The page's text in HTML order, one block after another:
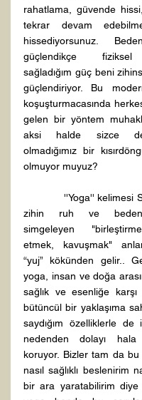
rahatlama, güvende
tekrar devam
hissediyorsunuz.
güçlendikçe
sağladığım güç beni
güçlendiriyor. Bu
koşuşturmacasında
gelen bir yöntem
aksi halde sizce de
olmadığımız bir
olmuyor muyuz?
''Yoga'' kelimesi
zihin ruh ve
simgeleyen
etmek, kavuşmak"
“yuj” kökünden gelir..
yoga, insan ve doğa
sağlık ve esenliğe
bütüncül bir yaklaşıma
saydığım özelliklerle
nedenden dolayı hala
koruyor. Bizler tam da
nasıl sağlıklı beslenirim
bir ara yaratabilirim diye